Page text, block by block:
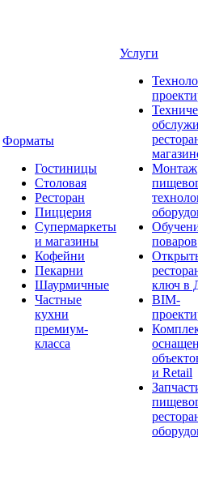
Форматы
Гостиницы
Столовая
Ресторан
Пиццерия
Супермаркеты
и магазины
Кофейни
Пекарни
Шаурмичные
Частные
кухни
премиум-
класса
Услуги
Монтаж
поваров
ключ в
BIM-
и Retail